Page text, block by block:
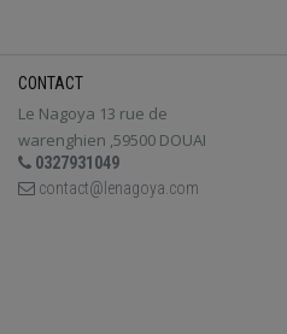
CONTACT
Le Nagoya 13 rue de
warenghien ,59500 DOUAI
0327931049
contact@lenagoya.com